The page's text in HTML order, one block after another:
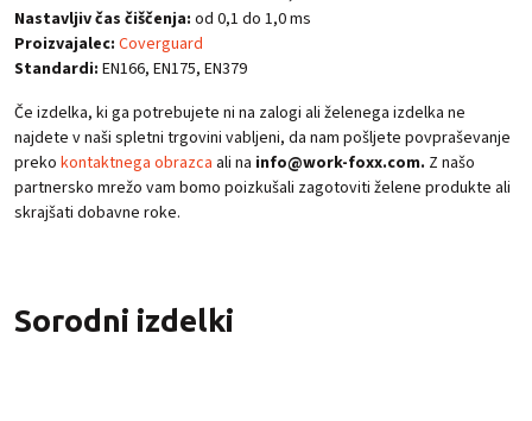
Nastavljiv čas čiščenja: od 0,1 do 1,0 ms
Proizvajalec: Coverguard
Standardi: EN166, EN175, EN379
Če izdelka, ki ga potrebujete ni na zalogi ali želenega izdelka ne
najdete v naši spletni trgovini vabljeni, da nam pošljete povpraševanje
preko kontaktnega obrazca ali na info@work-foxx.com. Z našo
partnersko mrežo vam bomo poizkušali zagotoviti želene produkte ali
skrajšati dobavne roke.
Sorodni izdelki